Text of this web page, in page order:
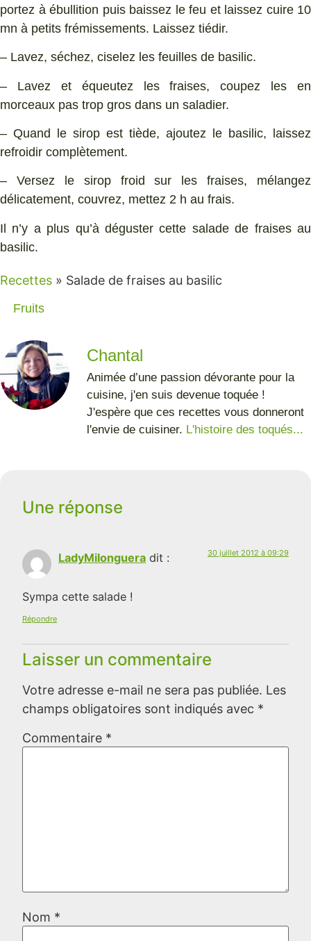
portez à ébullition puis baissez le feu et laissez cuire 10
mn à petits frémissements. Laissez tiédir.
– Lavez, séchez, ciselez les feuilles de basilic.
– Lavez et équeutez les fraises, coupez les en
morceaux pas trop gros dans un saladier.
– Quand le sirop est tiède, ajoutez le basilic, laissez
refroidir complètement.
– Versez le sirop froid sur les fraises, mélangez
délicatement, couvrez, mettez 2 h au frais.
Il n’y a plus qu’à déguster cette salade de fraises au
basilic.
Recettes » Salade de fraises au basilic
Fruits
Chantal
Animée d’une passion dévorante pour la
cuisine, j'en suis devenue toquée !
J'espère que ces recettes vous donneront
l'envie de cuisiner. L'histoire des toqués...
Une réponse
LadyMilonguera dit : 30 juillet 2012 à 09:29
Sympa cette salade !
Répondre
Laisser un commentaire
Votre adresse e-mail ne sera pas publiée. Les
champs obligatoires sont indiqués avec *
Commentaire *
Nom *